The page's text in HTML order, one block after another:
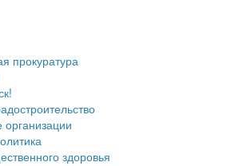
прокуратура
здоровья